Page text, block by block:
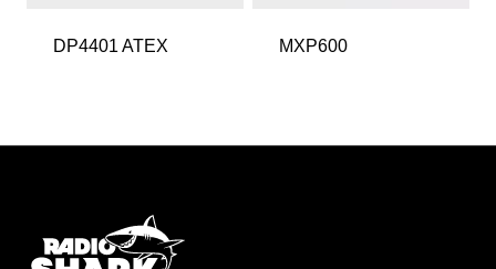
DP4401 ATEX MXP600